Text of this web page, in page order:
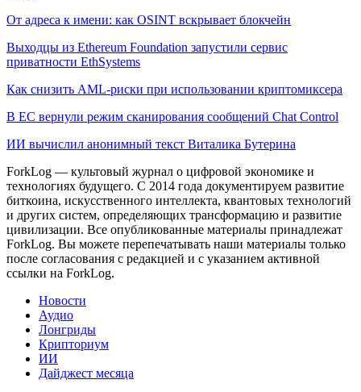
От адреса к имени: как OSINT вскрывает блокчейн
Выходцы из Ethereum Foundation запустили сервис
приватности EthSystems
Как снизить AML-риски при использовании криптомиксера
В ЕС вернули режим сканирования сообщений Chat Control
ИИ вычислил анонимный текст Виталика Бутерина
ForkLog — культовый журнал о цифровой экономике и
технологиях будущего. С 2014 года документируем развитие
биткоина, искусственного интеллекта, квантовых технологий
и других систем, определяющих трансформацию и развитие
цивилизации. Все опубликованные материалы принадлежат
ForkLog. Вы можете перепечатывать наши материалы только
после согласования с редакцией и с указанием активной
ссылки на ForkLog.
Новости
Аудио
Лонгриды
Крипториум
ИИ
Дайджест месяца